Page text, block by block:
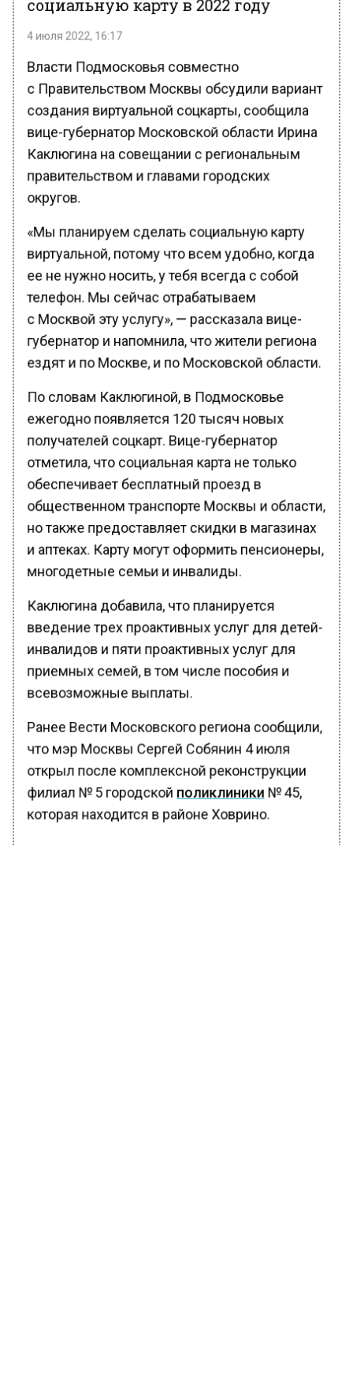
4 июля 2022, 16:17
Власти Подмосковья совместно
с Правительством Москвы обсудили вариант
создания виртуальной соцкарты, сообщила
вице-губернатор Московской области Ирина
Каклюгина на совещании с региональным
правительством и главами городских
округов.
«Мы планируем сделать социальную карту
виртуальной, потому что всем удобно, когда
ее не нужно носить, у тебя всегда с собой
телефон. Мы сейчас отрабатываем
с Москвой эту услугу», — рассказала вице-
губернатор и напомнила, что жители региона
ездят и по Москве, и по Московской области.
По словам Каклюгиной, в Подмосковье
ежегодно появляется 120 тысяч новых
получателей соцкарт. Вице-губернатор
отметила, что социальная карта не только
обеспечивает бесплатный проезд в
общественном транспорте Москвы и области,
но также предоставляет скидки в магазинах
и аптеках. Карту могут оформить пенсионеры,
многодетные семьи и инвалиды.
Каклюгина добавила, что планируется
введение трех проактивных услуг для детей-
инвалидов и пяти проактивных услуг для
приемных семей, в том числе пособия и
всевозможные выплаты.
Ранее Вести Московского региона сообщили,
что мэр Москвы Сергей Собянин 4 июля
открыл после комплексной реконструкции
филиал № 5 городской поликлиники№ 45,
которая находится в районе Ховрино.